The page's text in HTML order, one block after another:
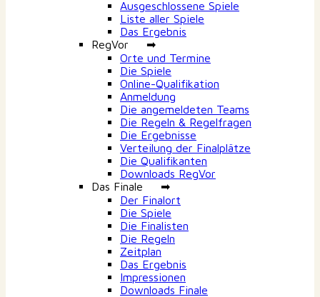
Ausgeschlossene Spiele
Liste aller Spiele
Das Ergebnis
RegVor ➡
Orte und Termine
Die Spiele
Online-Qualifikation
Anmeldung
Die angemeldeten Teams
Die Regeln & Regelfragen
Die Ergebnisse
Verteilung der Finalplätze
Die Qualifikanten
Downloads RegVor
Das Finale ➡
Der Finalort
Die Spiele
Die Finalisten
Die Regeln
Zeitplan
Das Ergebnis
Impressionen
Downloads Finale